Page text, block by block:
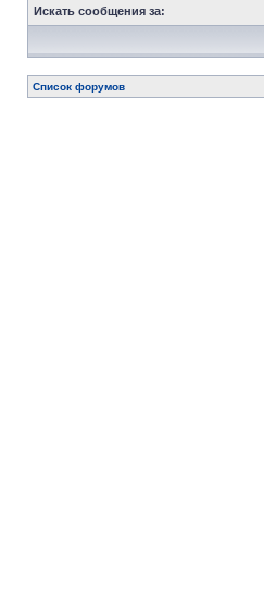
Искать сообщения за:
Список форумов